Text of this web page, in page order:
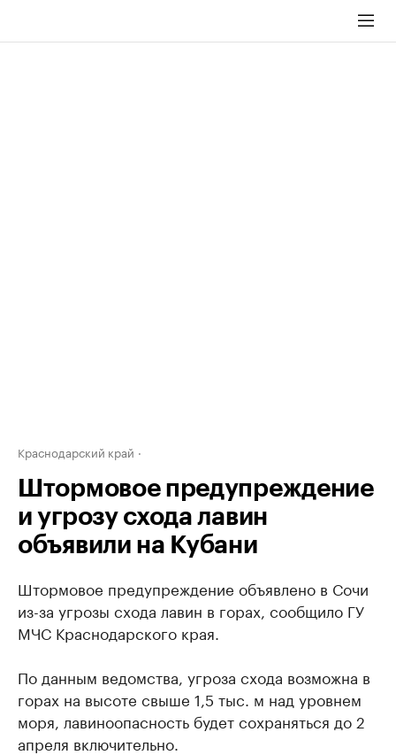
Краснодарский край
Штормовое предупреждение
и угрозу схода лавин
объявили на Кубани
Штормовое предупреждение объявлено в Сочи
из-за угрозы схода лавин в горах, сообщило ГУ
МЧС Краснодарского края.
По данным ведомства, угроза схода возможна в
горах на высоте свыше 1,5 тыс. м над уровнем
моря, лавиноопасность будет сохраняться до 2
апреля включительно.